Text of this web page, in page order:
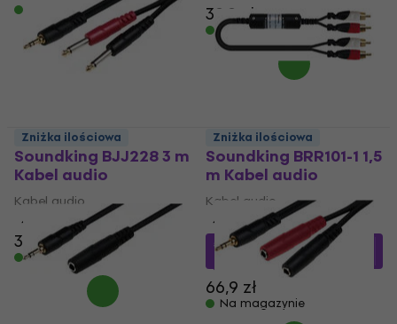
Na magazynie 39,9 zł
Na magazynie
Soundking BJJ228 3 m
Kabel audio
Kabel audio
4,7
38,9 zł
Na magazynie
Soundking BRR101-1 1,5
m Kabel audio
Kabel audio
4,9
50,09 złz kodem
MUZMUZ-25
66,9 zł
Na magazynie
Zniżka ilościowa Zniżka ilościowa